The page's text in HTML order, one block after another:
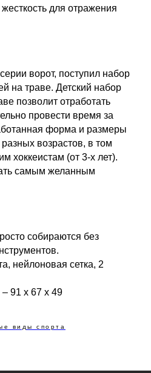
для отражения
ворот, поступил набор
на траве. Детский набор
позволит отработать
провести время за
форма и размеры
возрастов, в том
хоккеистам (от 3-х лет).
самым желанным
собираются без
нейлоновая сетка, 2
91 х 67 х 49
виды спорта